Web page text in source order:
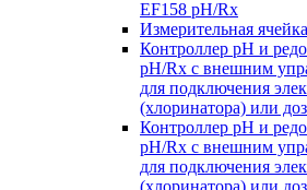
EF158 pH/Rx
Измерительная
Контроллер рН и
pH/Rx с внешним
для подключения
(хлоринатора) или
Контроллер рН и
pH/Rx с внешним
для подключения
(хлоринатора) или